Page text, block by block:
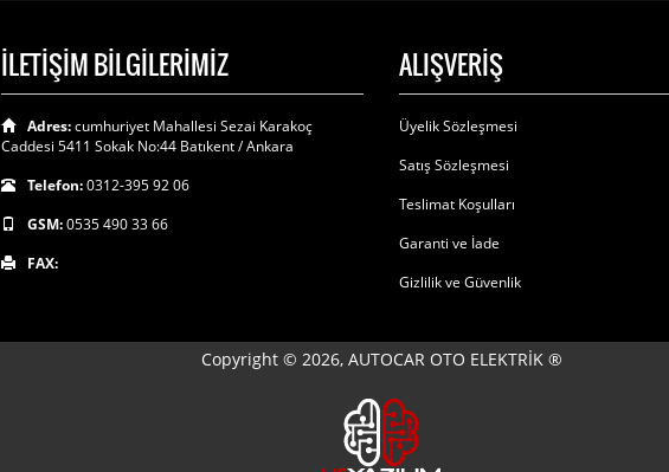
İLETİŞİM BİLGİLERİMİZ
Adres:cumhuriyet Mahallesi Sezai Karakoç
Caddesi 5411 Sokak No:44 Batıkent / Ankara
Telefon:0312-395 92 06
GSM:0535 490 33 66
FAX:
ALIŞVERİŞ
Üyelik Sözleşmesi
Satış Sözleşmesi
Teslimat Koşulları
Garanti ve İade
Gizlilik ve Güvenlik
Copyright © 2026, AUTOCAR OTO ELEKTRİK ®